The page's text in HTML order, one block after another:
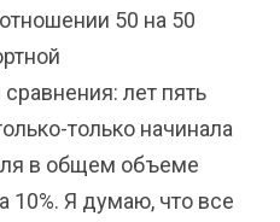
50 на 50
лет пять
только начинала
в общем объеме
10%. Я думаю, что все